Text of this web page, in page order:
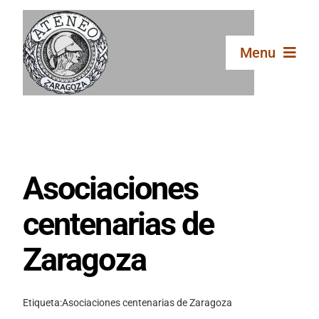
Saltar
contenido
Menu
Secciones
Publicaciones
Galería
Asociaciones
centenarias de
Zaragoza
Etiqueta:Asociaciones centenarias de Zaragoza